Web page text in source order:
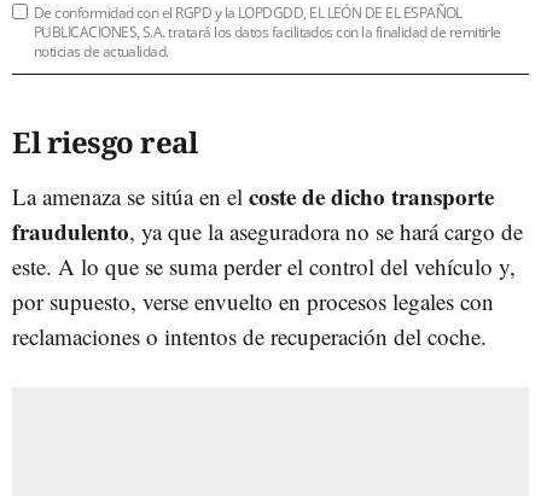
De conformidad con el RGPD y la LOPDGDD, EL LEÓN DE EL ESPAÑOL
PUBLICACIONES, S.A. tratará los datos facilitados con la finalidad de remitirle
noticias de actualidad.
El riesgo real
La amenaza se sitúa en el coste de dicho transporte
fraudulento, ya que la aseguradora no se hará cargo de
este. A lo que se suma perder el control del vehículo y,
por supuesto, verse envuelto en procesos legales con
reclamaciones o intentos de recuperación del coche.